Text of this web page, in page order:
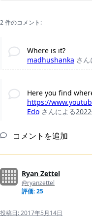
2 件のコメント:
Where is it?
madhushanka さん
Here you find
https://
Edo さんによる
コメントを追加
Ryan Zettel
@ryanzettel
評価: 25
投稿日:2017年5月14日